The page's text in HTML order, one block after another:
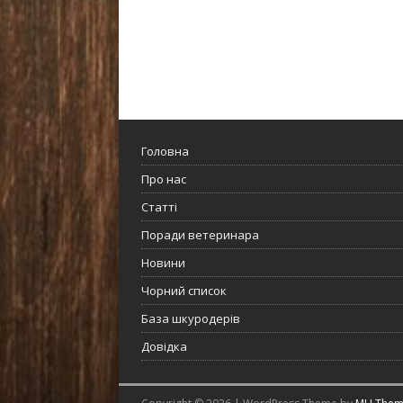
Головна
Про нас
Статті
Поради ветеринара
Новини
Чорний список
База шкуродерів
Довідка